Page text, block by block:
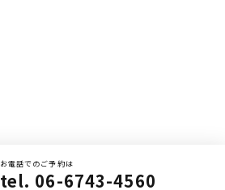
お電話でのご予約は
tel. 06-6743-4560